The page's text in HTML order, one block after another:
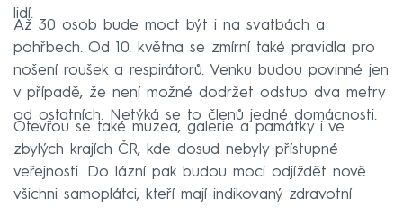
lidí.
Až 30 osob bude moct být i na svatbách a
pohřbech. Od 10. května se zmírní také pravidla pro
nošení roušek a respirátorů. Venku budou povinné jen
v případě, že není možné dodržet odstup dva metry
od ostatních. Netýká se to členů jedné domácnosti.
Otevřou se také muzea, galerie a památky i ve
zbylých krajích ČR, kde dosud nebyly přístupné
veřejnosti. Do lázní pak budou moci odjíždět nově
všichni samoplátci, kteří mají indikovaný zdravotní